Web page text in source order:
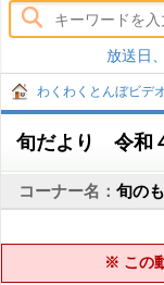
放送日
わくわくとんぼビデ
旬だより 令和
コーナー名： 旬の
※ この